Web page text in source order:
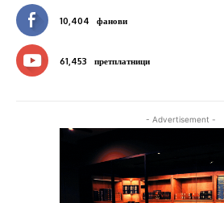
10,404 фанови
61,453 претплатници
- Advertisement -